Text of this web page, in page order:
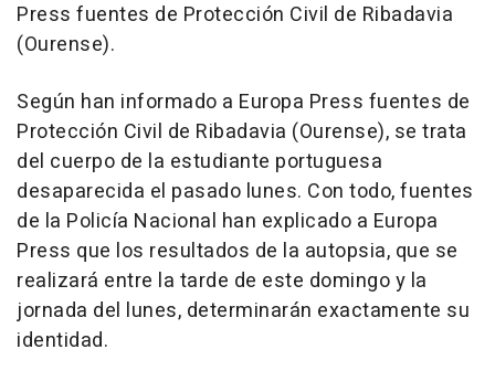
Press fuentes de Protección Civil de Ribadavia
(Ourense).
Según han informado a Europa Press fuentes de
Protección Civil de Ribadavia (Ourense), se trata
del cuerpo de la estudiante portuguesa
desaparecida el pasado lunes. Con todo, fuentes
de la Policía Nacional han explicado a Europa
Press que los resultados de la autopsia, que se
realizará entre la tarde de este domingo y la
jornada del lunes, determinarán exactamente su
identidad.